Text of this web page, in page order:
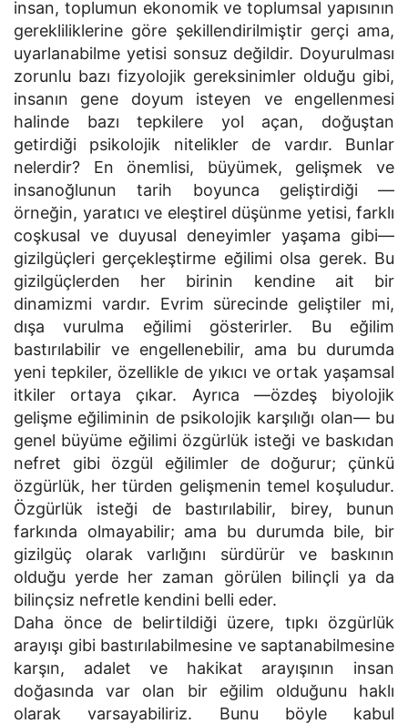
insan, toplumun ekonomik ve toplumsal yapısının
gerekliliklerine göre şekillendirilmiştir gerçi ama,
uyarlanabilme yetisi sonsuz değildir. Doyurulması
zorunlu bazı fizyolojik gereksinimler olduğu gibi,
insanın gene doyum isteyen ve engellenmesi
halinde bazı tepkilere yol açan, doğuştan
getirdiği psikolojik nitelikler de vardır. Bunlar
nelerdir? En önemlisi, büyümek, gelişmek ve
insanoğlunun tarih boyunca geliştirdiği —
örneğin, yaratıcı ve eleştirel düşünme yetisi, farklı
coşkusal ve duyusal deneyimler yaşama gibi—
gizilgüçleri gerçekleştirme eğilimi olsa gerek. Bu
gizilgüçlerden her birinin kendine ait bir
dinamizmi vardır. Evrim sürecinde geliştiler mi,
dışa vurulma eğilimi gösterirler. Bu eğilim
bastırılabilir ve engellenebilir, ama bu durumda
yeni tepkiler, özellikle de yıkıcı ve ortak yaşamsal
itkiler ortaya çıkar. Ayrıca —özdeş biyolojik
gelişme eğiliminin de psikolojik karşılığı olan— bu
genel büyüme eğilimi özgürlük isteği ve baskıdan
nefret gibi özgül eğilimler de doğurur; çünkü
özgürlük, her türden gelişmenin temel koşuludur.
Özgürlük isteği de bastırılabilir, birey, bunun
farkında olmayabilir; ama bu durumda bile, bir
gizilgüç olarak varlığını sürdürür ve baskının
olduğu yerde her zaman görülen bilinçli ya da
bilinçsiz nefretle kendini belli eder.
Daha önce de belirtildiği üzere, tıpkı özgürlük
arayışı gibi bastırılabilmesine ve saptanabilmesine
karşın, adalet ve hakikat arayışının insan
doğasında var olan bir eğilim olduğunu haklı
olarak varsayabiliriz. Bunu böyle kabul